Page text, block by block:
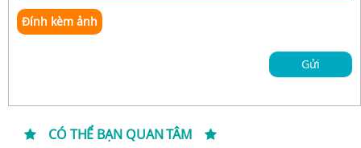
Đính kèm ảnh
Gửi
CÓ THỂ BẠN QUAN TÂM